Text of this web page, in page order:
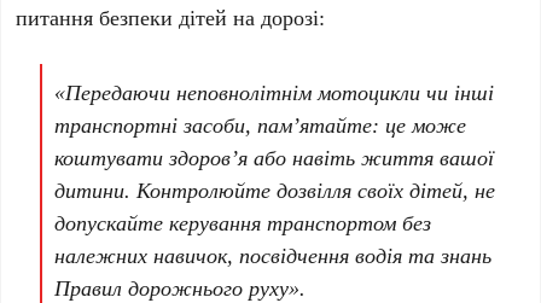
питання безпеки дітей на дорозі:
«Передаючи неповнолітнім мотоцикли чи інші
транспортні засоби, пам’ятайте: це може
коштувати здоров’я або навіть життя вашої
дитини. Контролюйте дозвілля своїх дітей, не
допускайте керування транспортом без
належних навичок, посвідчення водія та знань
Правил дорожнього руху».